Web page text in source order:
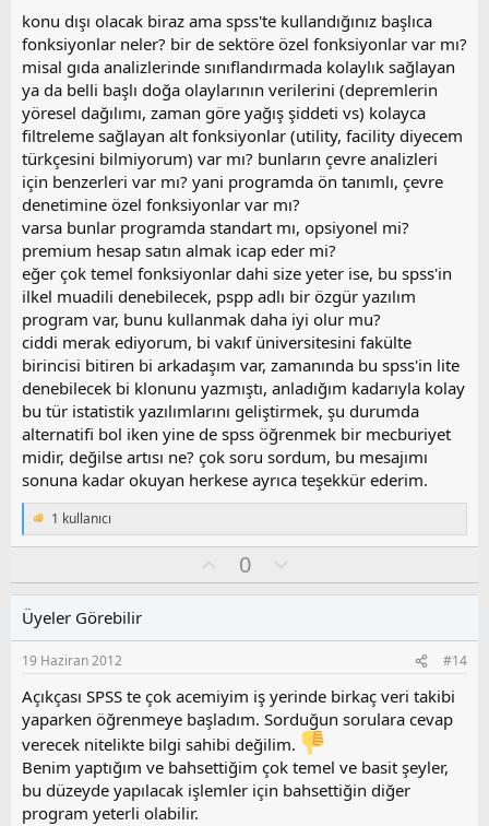
y
l
a
konu dışı olacak biraz ama spss'te kullandığınız başlıca
fonksiyonlar neler? bir de sektöre özel fonksiyonlar var mı?
misal gıda analizlerinde sınıflandırmada kolaylık sağlayan
ya da belli başlı doğa olaylarının verilerini (depremlerin
yöresel dağılımı, zaman göre yağış şiddeti vs) kolayca
filtreleme sağlayan alt fonksiyonlar (utility, facility diyecem
türkçesini bilmiyorum) var mı? bunların çevre analizleri
için benzerleri var mı? yani programda ön tanımlı, çevre
denetimine özel fonksiyonlar var mı?
varsa bunlar programda standart mı, opsiyonel mi?
premium hesap satın almak icap eder mi?
eğer çok temel fonksiyonlar dahi size yeter ise, bu spss'in
ilkel muadili denebilecek, pspp adlı bir özgür yazılım
program var, bunu kullanmak daha iyi olur mu?
ciddi merak ediyorum, bi vakıf üniversitesini fakülte
birincisi bitiren bi arkadaşım var, zamanında bu spss'in lite
denebilecek bi klonunu yazmıştı, anladığım kadarıyla kolay
bu tür istatistik yazılımlarını geliştirmek, şu durumda
alternatifi bol iken yine de spss öğrenmek bir mecburiyet
midir, değilse artısı ne? çok soru sordum, bu mesajımı
sonuna kadar okuyan herkese ayrıca teşekkür ederim.
T
e
i
l
e
r
:
1 kullanıcı
y
0
l
s
u
z
o
y
l
a
Üyeler Görebilir
19 Haziran 2012 #14
Açıkçası SPSS te çok acemiyim iş yerinde birkaç veri takibi
yaparken öğrenmeye başladım. Sorduğun sorulara cevap
verecek nitelikte bilgi sahibi değilim.
Benim yaptığım ve bahsettiğim çok temel ve basit şeyler,
bu düzeyde yapılacak işlemler için bahsettiğin diğer
program yeterli olabilir.